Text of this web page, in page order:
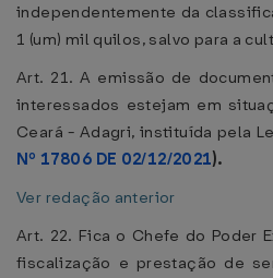
independentemente da
1 (um) mil quilos, salvo para a
Art. 21. A emissão de
interessados estejam em
Ceará - Adagri, instituída pela
Nº 17806 DE 02/12/2021).
Ver redação anterior
Art. 22. Fica o Chefe do Poder
fiscalização e prestação de